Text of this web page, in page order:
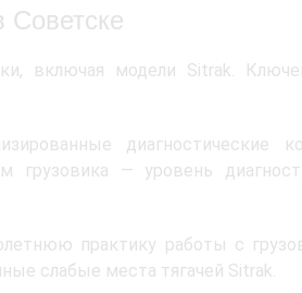
Советске
включая модели Sitrak.
диагностические
— уровень
практику работы с
слабые места тягачей Sitrak.